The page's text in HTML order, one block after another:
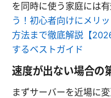
を同時に使う家庭には有
う！初心者向けにメリ
方法まで徹底解説【
するベストガイド
速度が出ない場合の
まずサーバーを近場に